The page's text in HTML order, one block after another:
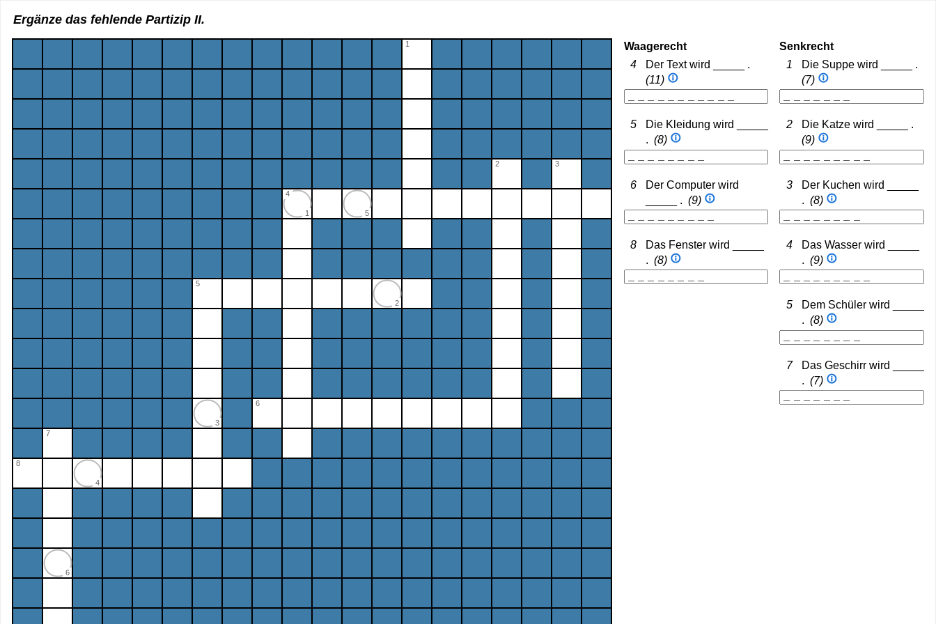
Ergänze das fehlende Partizip II.
1
2 3
1
4
5
5
2
3
6
7
8
4
6
Waagerecht
4
Der Text wird _____ .
(11)
5
Die Kleidung wird _____
. (8)
6
Der Computer wird
_____ . (9)
8
Das Fenster wird _____
. (8)
Senkrecht
1
Die Suppe wird _____ .
(7)
2
Die Katze wird _____ .
(9)
3
Der Kuchen wird _____
. (8)
4
Das Wasser wird _____
. (9)
5
Dem Schüler wird _____
. (8)
7
Das Geschirr wird _____
. (7)